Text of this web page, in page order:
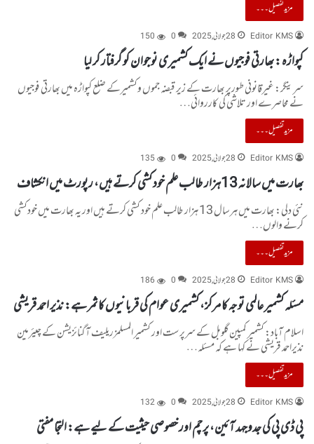
مزید تفصیل۔۔۔
Editor KMS 28 جولائی, 2025 0
150
کپواڑہ : بھارتی فوجیوں نے ایک کشمیری نوجوان کو گرفتار کر لیا
سرینگر: غیرقانونی طورپر بھارت کے زیر قبضہ جموں وکشمیرکے ضلع کپواڑہ میں بھارتی فوجیوں
نے محاصرے اور تلاشی کی کارروائی…
مزید تفصیل۔۔۔
Editor KMS 28 جولائی, 2025 0
135
بھارت میں سالانہ 13ہزار طالب علم خود کشی کرتے ہیں، رپورٹ میں انکشاف
نئی دلی: بھارت میں ہرسال 13 ہزار طالب علم خود کشی کرتے ہیں اور یہ بھارت میں خودکشی
کرنے والوں…
مزید تفصیل۔۔۔
Editor KMS 28 جولائی, 2025 0
186
مسئلہ کشمیر عالمی توجہ کا مرکز، کشمیری عوام کی قربانیوں کا ثمر ہے: نذیر احمد قریشی
اسلام آباد: کشمیر کمپین گلوبل کے سرپرست اور کشمیر المسلمزریلیف آگنائزیشن کے چیئرمین
نذیراحمد قریشی نے کہا ہے کہ مسئلہ…
مزید تفصیل۔۔۔
Editor KMS 28 جولائی, 2025 0
132
پی ڈی پی کی جدوجہد آئین، پرچم اور خصوصی حیثیت کے لیے ہے: التجا مفتی